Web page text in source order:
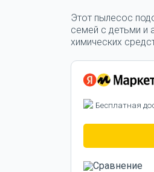
Этот пылесос
семей с детьми и
химических
Бесплатная